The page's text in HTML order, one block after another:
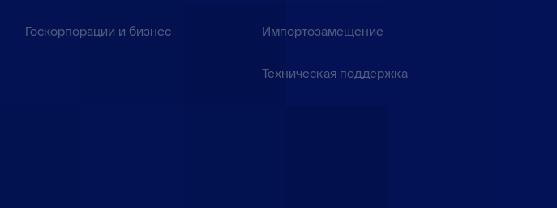
Госкорпорации и бизнес Импортозамещение
Техническая поддержка